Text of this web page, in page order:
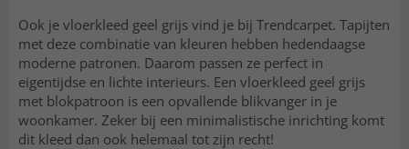
Ook je vloerkleed geel grijs vind je bij Trendcarpet. Tapijten
met deze combinatie van kleuren hebben hedendaagse
moderne patronen. Daarom passen ze perfect in
eigentijdse en lichte interieurs. Een vloerkleed geel grijs
met blokpatroon is een opvallende blikvanger in je
woonkamer. Zeker bij een minimalistische inrichting komt
dit kleed dan ook helemaal tot zijn recht!